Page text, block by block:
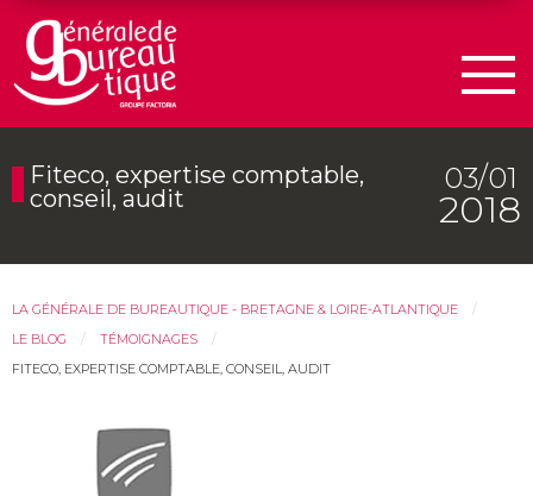
Fiteco, expertise comptable,
conseil, audit
03/01
2018
LA GÉNÉRALE DE BUREAUTIQUE - BRETAGNE & LOIRE-ATLANTIQUE
LE BLOG
TÉMOIGNAGES
FITECO, EXPERTISE COMPTABLE, CONSEIL, AUDIT